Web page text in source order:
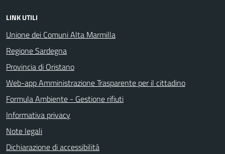
LINK UTILI
Unione dei Comuni Alta Marmilla
Regione Sardegna
Provincia di Oristano
Web-app Amministrazione Trasparente per il cittadino
Formula Ambiente - Gestione rifiuti
Informativa privacy
Note legali
Dichiarazione di accessibilità